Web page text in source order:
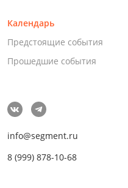
Календарь
Предстоящие события
Прошедшие события
info@segment.ru
8 (999) 878-10-68